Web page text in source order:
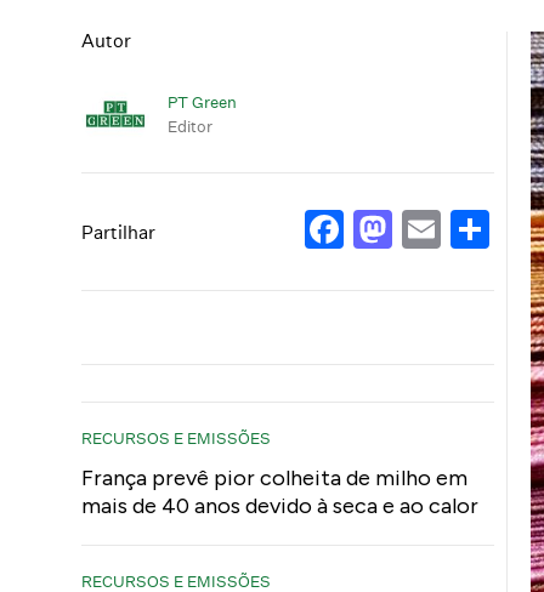
Autor
PT Green
Editor
Partilhar Facebook
Email
RECURSOS E EMISSÕES
França prevê pior colheita de milho em
mais de 40 anos devido à seca e ao calor
RECURSOS E EMISSÕES